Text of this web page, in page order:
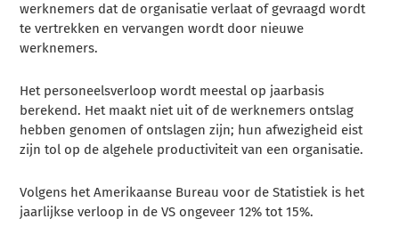
werknemers dat de organisatie verlaat of gevraagd wordt
te vertrekken en vervangen wordt door nieuwe
werknemers.
Het personeelsverloop wordt meestal op jaarbasis
berekend. Het maakt niet uit of de werknemers ontslag
hebben genomen of ontslagen zijn; hun afwezigheid eist
zijn tol op de algehele productiviteit van een organisatie.
Volgens het Amerikaanse Bureau voor de Statistiek is het
jaarlijkse verloop in de VS ongeveer 12% tot 15%.